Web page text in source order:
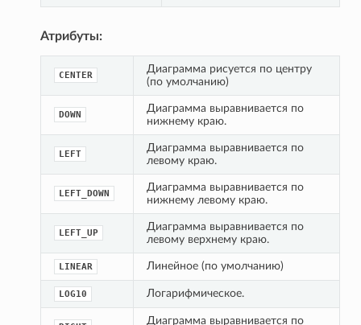
Атрибуты:
CENTER
Диаграмма рисуется по центру
(по умолчанию)
DOWN
Диаграмма выравнивается по
нижнему краю.
LEFT
Диаграмма выравнивается по
левому краю.
LEFT_DOWN
Диаграмма выравнивается по
нижнему левому краю.
LEFT_UP
Диаграмма выравнивается по
левому верхнему краю.
LINEAR Линейное (по умолчанию)
LOG10 Логарифмическое.
Диаграмма выравнивается по